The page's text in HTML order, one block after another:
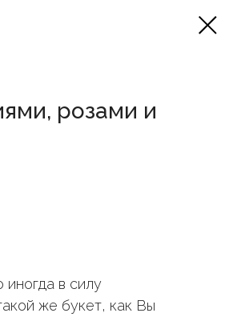
розами и
в силу
же букет, как Вы